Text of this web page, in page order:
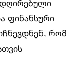
ფინანსური
რომ